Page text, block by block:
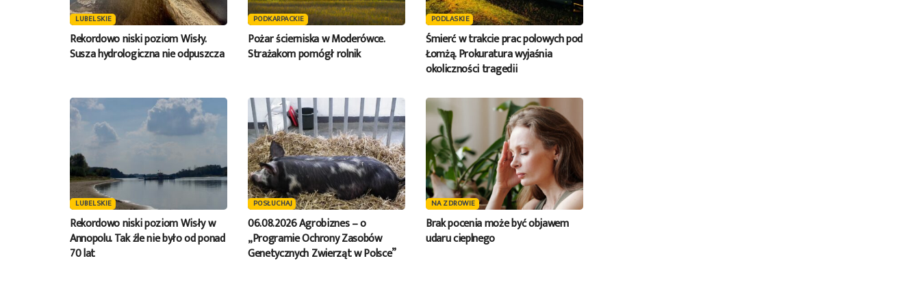
LUBELSKIE
Rekordowo niski poziom Wisły.
Susza hydrologiczna nie odpuszcza
PODKARPACKIE
Pożar ścierniska w Moderówce.
Strażakom pomógł rolnik
PODLASKIE
Śmierć w trakcie prac polowych pod
Łomżą. Prokuratura wyjaśnia
okoliczności tragedii
LUBELSKIE
Rekordowo niski poziom Wisły w
Annopolu. Tak źle nie było od ponad
70 lat
POSŁUCHAJ
06.08.2026 Agrobiznes – o
„Programie Ochrony Zasobów
Genetycznych Zwierząt w Polsce”
NA ZDROWIE
Brak pocenia może być objawem
udaru cieplnego